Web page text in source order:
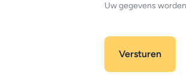
Uw gegevens